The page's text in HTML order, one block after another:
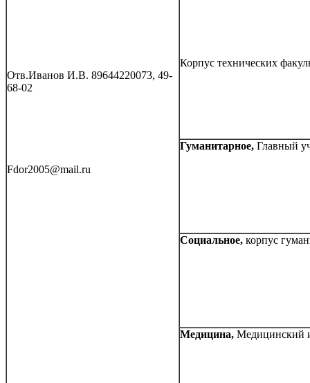
Отв.Иванов И.В. 89644220073, 49-
68-02
Fdor2005@mail.ru
Корпус технических
Гуманитарное, Главный
Социальное, корпус
Медицина, Медицинский